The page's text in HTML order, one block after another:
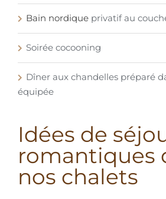
Bain nordique privatif au
Soirée cocooning
Dîner aux chandelles préparé
équipée
Idées de
romantiques
nos chalets